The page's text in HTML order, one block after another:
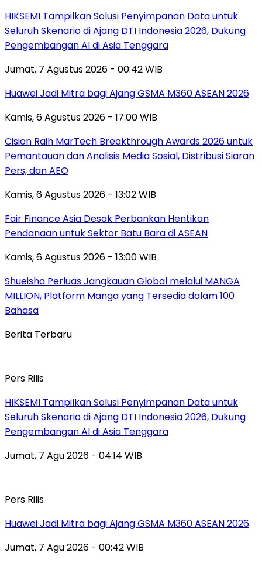
HIKSEMI Tampilkan Solusi Penyimpanan Data untuk
Seluruh Skenario di Ajang DTI Indonesia 2026, Dukung
Pengembangan AI di Asia Tenggara
Jumat, 7 Agustus 2026 - 00:42 WIB
Huawei Jadi Mitra bagi Ajang GSMA M360 ASEAN 2026
Kamis, 6 Agustus 2026 - 17:00 WIB
Cision Raih MarTech Breakthrough Awards 2026 untuk
Pemantauan dan Analisis Media Sosial, Distribusi Siaran
Pers, dan AEO
Kamis, 6 Agustus 2026 - 13:02 WIB
Fair Finance Asia Desak Perbankan Hentikan
Pendanaan untuk Sektor Batu Bara di ASEAN
Kamis, 6 Agustus 2026 - 13:00 WIB
Shueisha Perluas Jangkauan Global melalui MANGA
MILLION, Platform Manga yang Tersedia dalam 100
Bahasa
Berita Terbaru
Pers Rilis
HIKSEMI Tampilkan Solusi Penyimpanan Data untuk
Seluruh Skenario di Ajang DTI Indonesia 2026, Dukung
Pengembangan AI di Asia Tenggara
Jumat, 7 Agu 2026 - 04:14 WIB
Pers Rilis
Huawei Jadi Mitra bagi Ajang GSMA M360 ASEAN 2026
Jumat, 7 Agu 2026 - 00:42 WIB